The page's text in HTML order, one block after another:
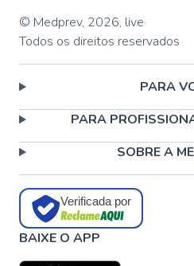
© Medprev, 2026, live
Todos os direitos reservados
PARA
PARA
SOBRE A
Verificada por
BAIXE O APP